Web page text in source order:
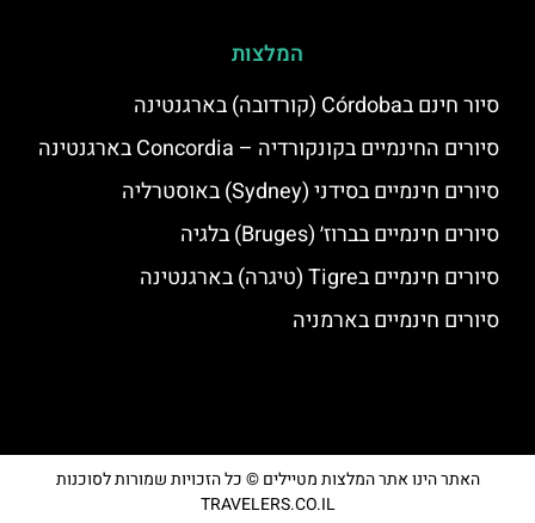
המלצות
סיור חינם בCórdoba (קורדובה) בארגנטינה
סיורים החינמיים בקונקורדיה – Concordia בארגנטינה
סיורים חינמיים בסידני (Sydney) באוסטרליה
סיורים חינמיים בברוז׳ (Bruges) בלגיה
סיורים חינמיים בTigre (טיגרה) בארגנטינה
סיורים חינמיים בארמניה
האתר הינו אתר המלצות מטיילים © כל הזכויות שמורות לסוכנות
TRAVELERS.CO.IL